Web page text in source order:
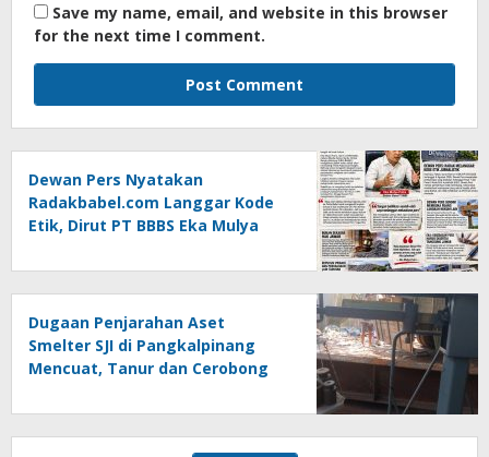
Save my name, email, and website in this browser
for the next time I comment.
Dewan Pers Nyatakan
Radakbabel.com Langgar Kode
Etik, Dirut PT BBBS Eka Mulya
Dugaan Penjarahan Aset
Smelter SJI di Pangkalpinang
Mencuat, Tanur dan Cerobong
Kiloan, Legalitas Dipertanyakan